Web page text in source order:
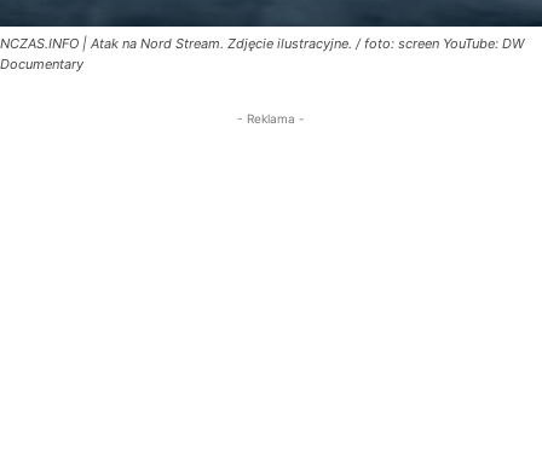
NCZAS.INFO | Atak na Nord Stream. Zdjęcie ilustracyjne. / foto: screen YouTube: DW
Documentary
- Reklama -